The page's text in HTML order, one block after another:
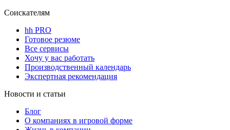
Соискателям
hh PRO
Готовое резюме
Все сервисы
Хочу у вас работать
Производственный календарь
Экспертная рекомендация
Новости и статьи
Блог
О компаниях в игровой форме